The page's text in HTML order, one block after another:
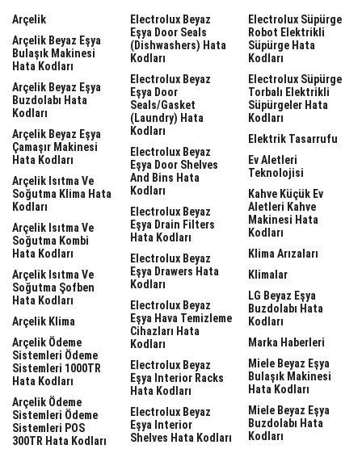
Arçelik
Arçelik Beyaz Eşya
Bulaşık Makinesi
Hata Kodları
Arçelik Beyaz Eşya
Buzdolabı Hata
Kodları
Arçelik Beyaz Eşya
Çamaşır Makinesi
Hata Kodları
Arçelik Isıtma Ve
Soğutma Klima Hata
Kodları
Arçelik Isıtma Ve
Soğutma Kombi
Hata Kodları
Arçelik Isıtma Ve
Soğutma Şofben
Hata Kodları
Arçelik Klima
Arçelik Ödeme
Sistemleri Ödeme
Sistemleri 1000TR
Hata Kodları
Arçelik Ödeme
Sistemleri Ödeme
Sistemleri POS
300TR Hata Kodları
Electrolux Beyaz
Eşya Door Seals
(dishwashers) Hata
Kodları
Electrolux Beyaz
Eşya Door
Seals/gasket
(laundry) Hata
Kodları
Electrolux Beyaz
Eşya Door Shelves
And Bins Hata
Kodları
Electrolux Beyaz
Eşya Drain Filters
Hata Kodları
Electrolux Beyaz
Eşya Drawers Hata
Kodları
Electrolux Beyaz
Eşya Hava Temizleme
Cihazları Hata
Kodları
Electrolux Beyaz
Eşya Interior Racks
Hata Kodları
Electrolux Beyaz
Eşya Interior
Shelves Hata Kodları
Electrolux Süpürge
Robot Elektrikli
Süpürge Hata
Kodları
Electrolux Süpürge
Torbalı Elektrikli
Süpürgeler Hata
Kodları
Elektrik Tasarrufu
Ev Aletleri
Teknolojisi
Kahve Küçük Ev
Aletleri Kahve
Makinesi Hata
Kodları
Klima Arızaları
Klimalar
LG Beyaz Eşya
Buzdolabı Hata
Kodları
Marka Haberleri
Miele Beyaz Eşya
Bulaşık Makinesi
Hata Kodları
Miele Beyaz Eşya
Buzdolabı Hata
Kodları